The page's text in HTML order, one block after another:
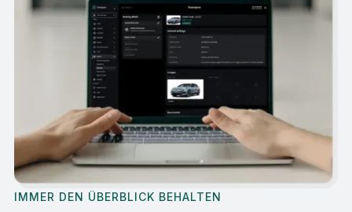
IMMER DEN ÜBERBLICK BEHALTEN